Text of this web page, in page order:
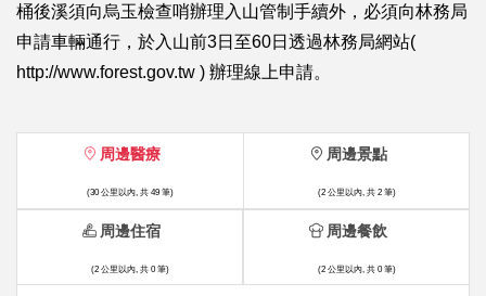
桶後溪須向烏玉檢查哨辦理入山管制手續外，必須向林務局
申請車輛通行，於入山前3日至60日透過林務局網站(
http://www.forest.gov.tw ) 辦理線上申請。
周邊醫療
(30 公里以內, 共 49 筆)
周邊景點
(2 公里以內, 共 2 筆)
周邊住宿
(2 公里以內, 共 0 筆)
周邊餐飲
(2 公里以內, 共 0 筆)